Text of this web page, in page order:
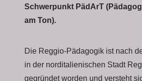
Schwerpunkt PädArT
am Ton).
Die Reggio-Pädagogik ist nach
in der norditalienischen Stadt
gegründet worden und versteht